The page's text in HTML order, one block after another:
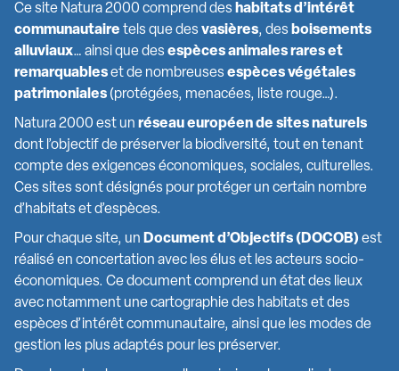
Ce site Natura 2000 comprend des habitats d’intérêt
communautaire tels que desvasières, des boisements
alluviaux… ainsi que desespèces animales rares et
remarquableset de nombreusesespèces végétales
patrimoniales (protégées, menacées, liste rouge…).
Natura 2000 est un réseau européen de sites naturels
dont l’objectif de préserver la biodiversité, tout en tenant
compte des exigences économiques, sociales, culturelles.
Ces sites sont désignés pour protéger un certain nombre
d’habitats et d’espèces.
Pour chaque site, un Document d’Objectifs (DOCOB) est
réalisé en concertation avec les élus et les acteurs socio-
économiques. Ce document comprend un état des lieux
avec notamment une cartographie des habitats et des
espèces d’intérêt communautaire, ainsi que les modes de
gestion les plus adaptés pour les préserver.